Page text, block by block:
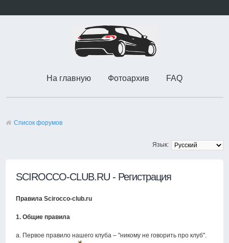
На главную Фотоархив FAQ
Список форумов
Язык:
SCIROCCO-CLUB.RU - Регистрация
Правила Scirocco-club.ru
1. Общие правила
a. Первое правило нашего клуба – "никому не говорить про клуб".